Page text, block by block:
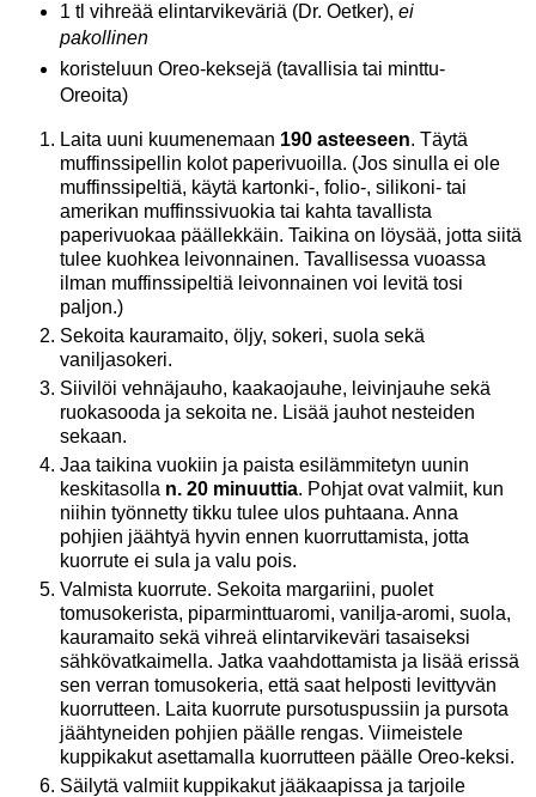
1 tl vihreää elintarvikeväriä (Dr. Oetker), ei
pakollinen
koristeluun Oreo-keksejä (tavallisia tai minttu-
Oreoita)
Laita uuni kuumenemaan 190 asteeseen. Täytä
muffinssipellin kolot paperivuoilla. (Jos sinulla ei ole
muffinssipeltiä, käytä kartonki-, folio-, silikoni- tai
amerikan muffinssivuokia tai kahta tavallista
paperivuokaa päällekkäin. Taikina on löysää, jotta siitä
tulee kuohkea leivonnainen. Tavallisessa vuoassa
ilman muffinssipeltiä leivonnainen voi levitä tosi
paljon.)
Sekoita kauramaito, öljy, sokeri, suola sekä
vaniljasokeri.
Siivilöi vehnäjauho, kaakaojauhe, leivinjauhe sekä
ruokasooda ja sekoita ne. Lisää jauhot nesteiden
sekaan.
Jaa taikina vuokiin ja paista esilämmitetyn uunin
keskitasolla n. 20 minuuttia. Pohjat ovat valmiit, kun
niihin työnnetty tikku tulee ulos puhtaana. Anna
pohjien jäähtyä hyvin ennen kuorruttamista, jotta
kuorrute ei sula ja valu pois.
Valmista kuorrute. Sekoita margariini, puolet
tomusokerista, piparminttuaromi, vanilja-aromi, suola,
kauramaito sekä vihreä elintarvikeväri tasaiseksi
sähkövatkaimella. Jatka vaahdottamista ja lisää erissä
sen verran tomusokeria, että saat helposti levittyvän
kuorrutteen. Laita kuorrute pursotuspussiin ja pursota
jäähtyneiden pohjien päälle rengas. Viimeistele
kuppikakut asettamalla kuorrutteen päälle Oreo-keksi.
Säilytä valmiit kuppikakut jääkaapissa ja tarjoile